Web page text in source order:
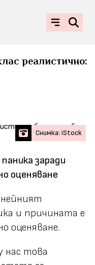
реалистично:
Снимка: iStock
заради
оценяване
и причината е
оценяване.
нас това